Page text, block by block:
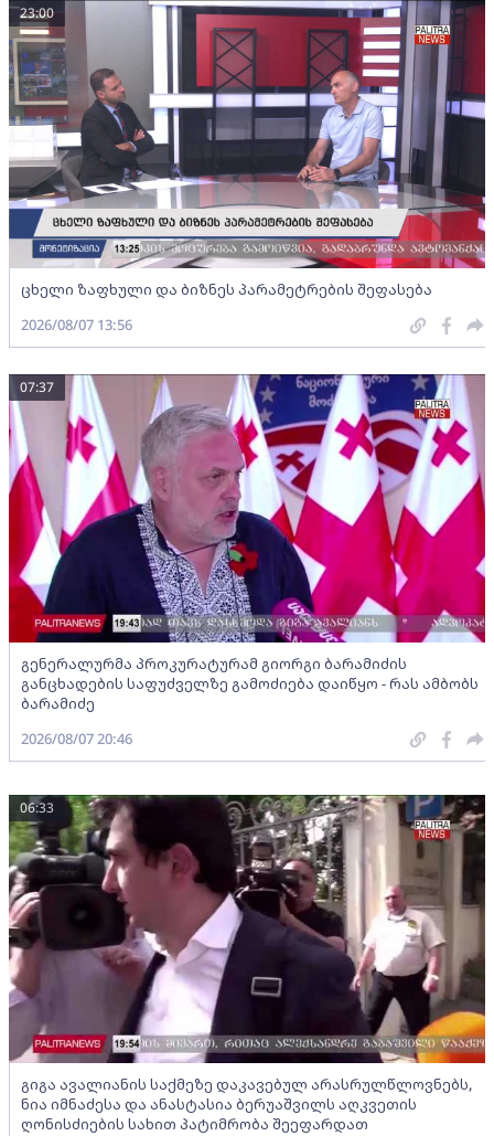
ცხელი ზაფხული და ბიზნეს პარამეტრების შეფასება
23:00
2026/08/07 13:56
გენერალურმა პროკურატურამ გიორგი ბარამიძის
განცხადების საფუძველზე გამოძიება დაიწყო - რას ამბობს
ბარამიძე
07:37
2026/08/07 20:46
გიგა ავალიანის საქმეზე დაკავებულ არასრულწლოვნებს,
ნია იმნაძესა და ანასტასია ბერუაშვილს აღკვეთის
ღონისძიების სახით პატიმრობა შეეფარდათ
06:33